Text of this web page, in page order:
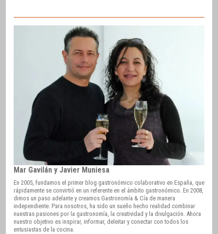
Mar Gavilán y Javier Muniesa
En 2005, fundamos el primer blog gastronómico colaborativo en España, que
rápidamente se convirtió en un referente en el ámbito gastronómico. En 2008,
dimos un paso adelante y creamos Gastronomía & Cía de manera
independiente. Para nosotros, ha sido un sueño hecho realidad combinar
nuestras pasiones por la gastronomía, la creatividad y la divulgación. Ahora
nuestro objetivo es inspirar, informar, deleitar y conectar con todos los
entusiastas de la cocina.